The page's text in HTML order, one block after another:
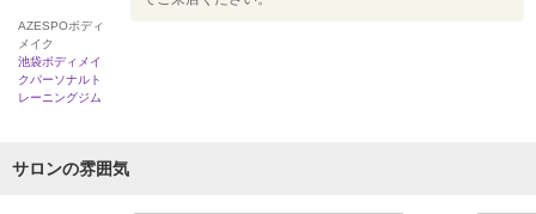
AZESPOボディ
メイク
池袋ボディメイ
クパーソナルト
レーニングジム
サロンの雰囲気